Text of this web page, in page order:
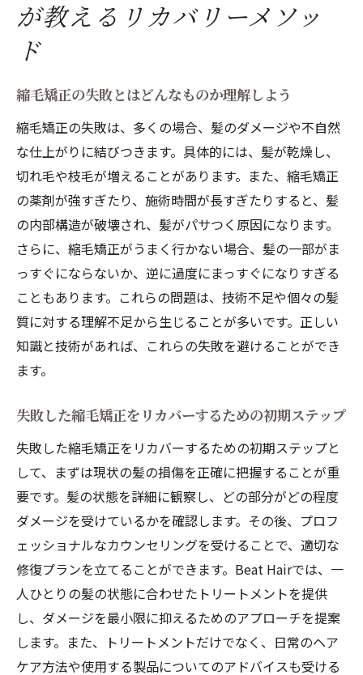
巻き戻せないダメージに対する最適なアプ
ター
髪のダメージを最小限に縮毛矯正の失敗から美
髪へ復活させる方法
ダメージの原因を正確に突き止める
ダメージを最小限に抑えるためのホームケ
ア
プロのケアとホームケアの併用で美髪を目
ビートヘアが提案する髪質改善プログラム
髪の内部から健康にするための栄養補給ケ
ツ
縮毛矯正に失敗しても安心島根県のビートヘア
が提供する解決策
縮毛矯正失敗後のカウンセリングの重要性
ビートヘアの専門家による個別解決策の提
案
失敗をカバーするための具体的な施術例
安心して任せられるビートヘアの技術力
お客様の声：ビートヘアでの満足度の高さ
サロンでの継続的なケアの重要性
が教えるリカバリーメソッ
ド
縮毛矯正の失敗とはどんなものか理解しよう
縮毛矯正の失敗は、多くの場合、髪のダメージや不自然
な仕上がりに結びつきます。具体的には、髪が乾燥し、
切れ毛や枝毛が増えることがあります。また、縮毛矯正
の薬剤が強すぎたり、施術時間が長すぎたりすると、髪
の内部構造が破壊され、髪がパサつく原因になります。
さらに、縮毛矯正がうまく行かない場合、髪の一部がま
っすぐにならないか、逆に過度にまっすぐになりすぎる
こともあります。これらの問題は、技術不足や個々の髪
質に対する理解不足から生じることが多いです。正しい
知識と技術があれば、これらの失敗を避けることができ
ます。
失敗した縮毛矯正をリカバーするための初期ステップ
失敗した縮毛矯正をリカバーするための初期ステップと
して、まずは現状の髪の損傷を正確に把握することが重
要です。髪の状態を詳細に観察し、どの部分がどの程度
ダメージを受けているかを確認します。その後、プロフ
ェッショナルなカウンセリングを受けることで、適切な
修復プランを立てることができます。Beat Hairでは、一
人ひとりの髪の状態に合わせたトリートメントを提供
し、ダメージを最小限に抑えるためのアプローチを提案
します。また、トリートメントだけでなく、日常のヘア
ケア方法や使用する製品についてのアドバイスも受ける